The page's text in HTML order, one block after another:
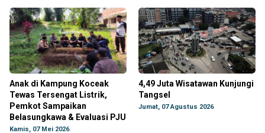
Anak di Kampung Koceak
Tewas Tersengat Listrik,
Pemkot Sampaikan
Belasungkawa & Evaluasi PJU
Kamis, 07 Mei 2026
4,49 Juta Wisatawan Kunjungi
Tangsel
Jumat, 07 Agustus 2026